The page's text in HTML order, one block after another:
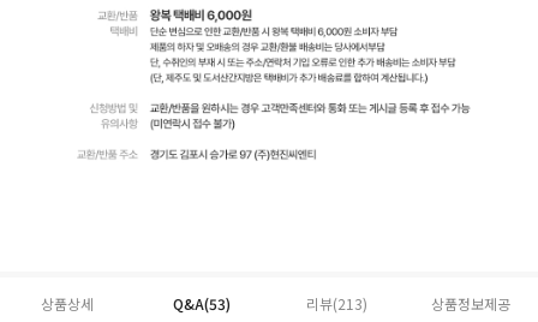
상품상세 Q&A(53) 리뷰(213) 상품정보제공